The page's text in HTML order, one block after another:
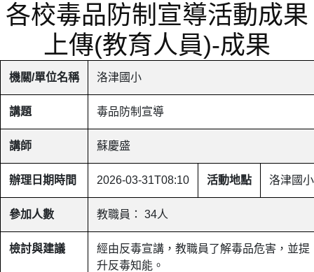
各校毒品防制宣導活動成果
上傳(教育人員)-成果
機關/單位名稱 洛津國小
講題 毒品防制宣導
講師 蘇慶盛
辦理日期時間 2026-03-31T08:10 活動地點 洛津國小
參加人數 教職員： 34人
檢討與建議
經由反毒宣講，教職員了解毒品危害，並提
升反毒知能。